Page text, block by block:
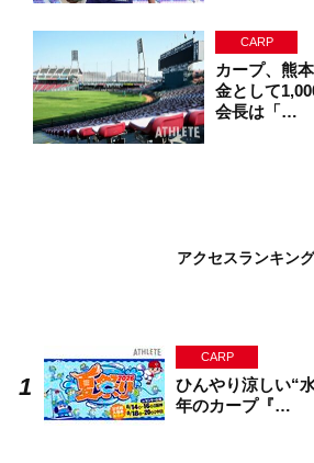
CARP
カープ、熊
金として
会長は「…
アクセスランキング
CARP
ひんやり涼しい“
年のカープ『…